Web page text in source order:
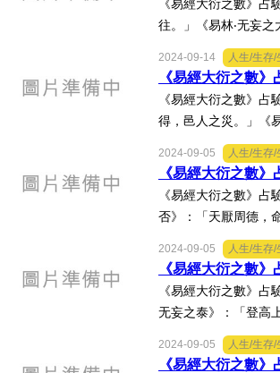
《易經大衍之數》
往。」《易林‧无妄
2024-09-14 人生/生存/
《易經大衍之數
《易經大衍之數》
得，邑人之災。」《
2024-09-05 人生/生存/
《易經大衍之數
《易經大衍之數》
否》：「天厭周德，
2024-09-05 人生/生存/
《易經大衍之數
《易經大衍之數》
无妄之泰》：「登高
2024-09-05 人生/生存/
《易經大衍之數